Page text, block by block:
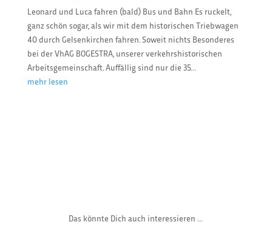
Leonard und Luca fahren (bald) Bus und Bahn Es ruckelt,
ganz schön sogar, als wir mit dem historischen Triebwagen
40 durch Gelsenkirchen fahren. Soweit nichts Besonderes
bei der VhAG BOGESTRA, unserer verkehrshistorischen
Arbeitsgemeinschaft. Auffällig sind nur die 35...
mehr lesen
Das könnte Dich auch interessieren ...